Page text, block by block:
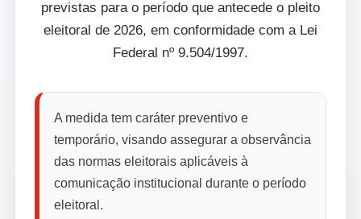
previstas para o período que antecede o pleito
eleitoral de 2026, em conformidade com a Lei
Federal nº 9.504/1997.
A medida tem caráter preventivo e
temporário, visando assegurar a observância
das normas eleitorais aplicáveis à
comunicação institucional durante o período
eleitoral.